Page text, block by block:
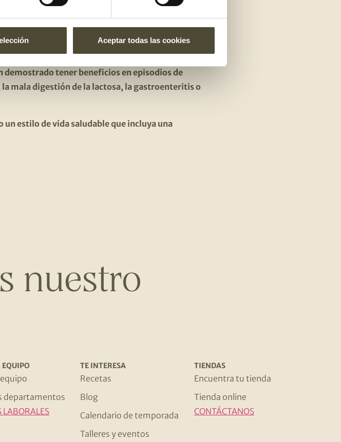
Aceptar todas las cookies
el yogur que contiene una bacteria muy
han aparecidootros en forma de
probióticos como por ejemplo la
demostrado tener beneficios en episodios de
mala digestión de la lactosa, la gastroenteritis o
estilo de vida saludable que incluya una
nuestro
EQUIPO
departamentos
LABORALES
TE INTERESA
Recetas
Blog
Calendario de temporada
Talleres y eventos
TIENDAS
Encuentra tu tienda
Tienda online
CONTÁCTANOS